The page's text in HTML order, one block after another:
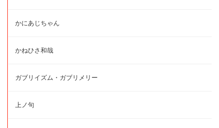
かにあじちゃん
かねひさ和哉
ガブリイズム・ガブリメリー
上ノ句